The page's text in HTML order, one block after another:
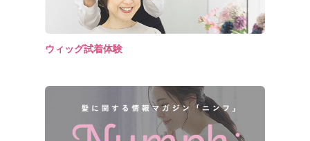
ウィッグ試着体験